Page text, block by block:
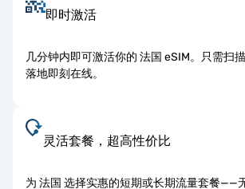
即时激活
几分钟内即可激活你的 法国 eSIM。只需扫
落地即刻在线。
灵活套餐，超高性价比
为 法国 选择实惠的短期或长期流量套餐——